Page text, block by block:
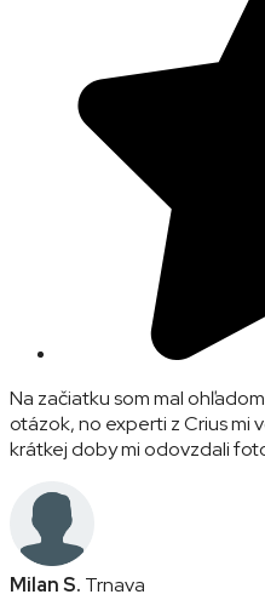
Na začiatku som mal
otázok, no experti z Crius mi
krátkej doby mi odovzdali
Milan S. Trnava